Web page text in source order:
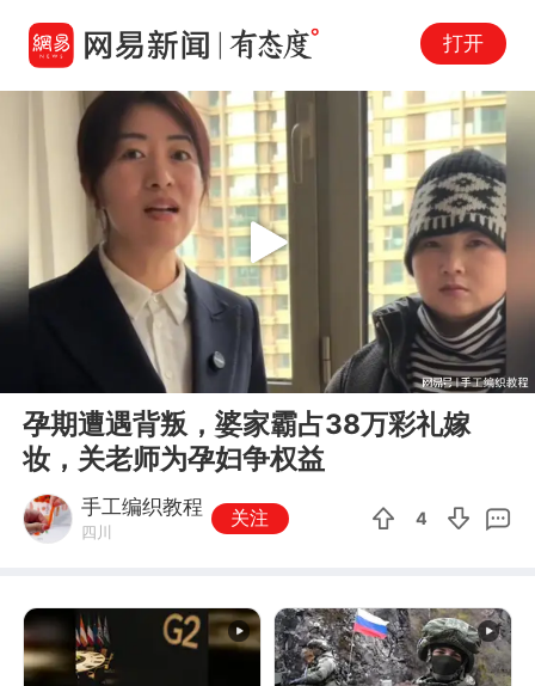
打开
07:43
Play
孕期遭遇背叛，婆家霸占38万彩礼嫁
妆，关老师为孕妇争权益
手工编织教程
四川
关注 4